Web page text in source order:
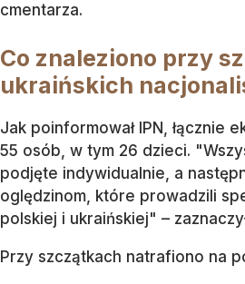
cmentarza.
Co znaleziono przy
ukraińskich
Jak poinformował IPN, łącznie
55 osób, w tym 26 dzieci.
podjęte indywidualnie, a
oględzinom, które prowadzili
polskiej i ukraińskiej" –
Przy szczątkach natrafiono na